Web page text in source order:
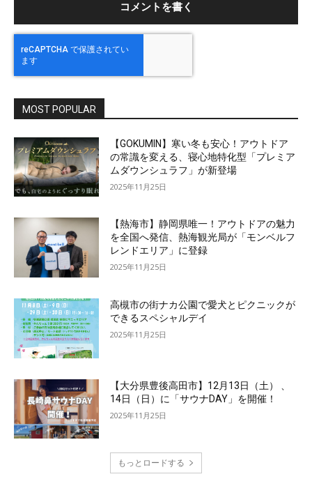
MOST POPULAR
【GOKUMIN】寒い冬も安心！アウトドア
の常識を変える、寝心地特化型「プレミア
ムダウンシュラフ」が新登場
2025年11月25日
【熱海市】静岡県唯一！アウトドアの魅力
を全国へ発信、熱海観光局が「モンベルフ
レンドエリア」に登録
2025年11月25日
高槻市の街ナカ公園で愛犬とピクニックが
できるスペシャルデイ
2025年11月25日
【大分県豊後高田市】12月13日（土） 、
14日（日）に「サウナDAY」を開催！
2025年11月25日
もっとロードする